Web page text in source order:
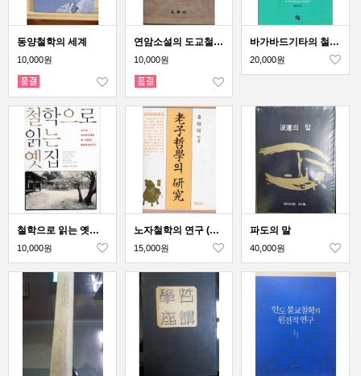
동양철학의 세계
10,000원
연암소설의 도교철학적 조명
10,000원
바가바드기타의 철학적 이해
20,000원
철학으로 읽는 옛집 (조선의 성리학자들은 왜 건축에 중독되었는가)
10,000원
노자철학의 연구 (사사연신서 5)
15,000원
파도의 말
40,000원